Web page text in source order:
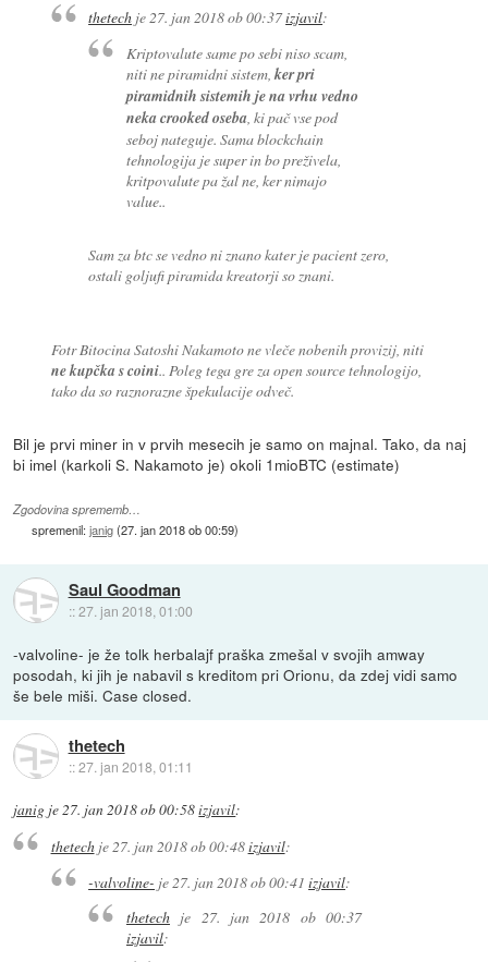
thetech je27. jan 2018 ob 00:37izjavil:
Kriptovalute same po sebi niso scam,
niti ne piramidni sistem,ker pri
piramidnih sistemih je na vrhu vedno
neka crooked oseba, ki pač vse pod
seboj nateguje. Sama blockchain
tehnologija je super in bo preživela,
kritpovalute pa žal ne, ker nimajo
value..
Sam za btc se vedno ni znano kater je pacient zero,
ostali goljufi piramida kreatorji so znani.
Fotr Bitocina Satoshi Nakamoto ne vleče nobenih provizij, niti
ne kupčka s coini.. Poleg tega gre za open source tehnologijo,
tako da so raznorazne špekulacije odveč.
Bil je prvi miner in v prvih mesecih je samo on majnal. Tako, da naj
bi imel (karkoli S. Nakamoto je) okoli 1mioBTC (estimate)
Zgodovina sprememb…
spremenil:janig(27. jan 2018 ob 00:59)
Saul Goodman
::27. jan 2018, 01:00
-valvoline- je že tolk herbalajf praška zmešal v svojih amway
posodah, ki jih je nabavil s kreditom pri Orionu, da zdej vidi samo
še bele miši. Case closed.
thetech
::27. jan 2018, 01:11
janig je27. jan 2018 ob 00:58izjavil:
thetechje27. jan 2018 ob 00:48izjavil:
-valvoline- je 27. jan 2018 ob 00:41 izjavil:
thetechje 27. jan 2018 ob 00:37
izjavil: